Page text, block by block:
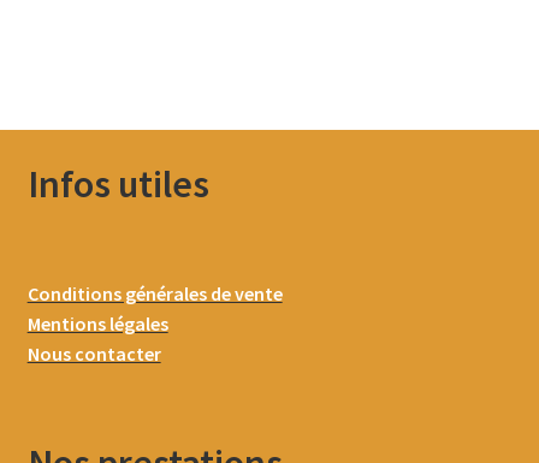
Infos utiles
Conditions générales de vente
Mentions légales
Nous contacter